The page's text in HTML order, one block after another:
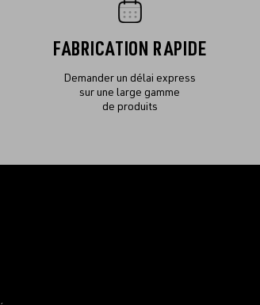
FABRICATION RAPIDE
Demander un délai express
sur une large gamme
de produits